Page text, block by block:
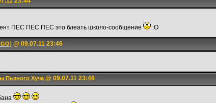
ПЕС ПЕС ПЕС это блеать школо-сообщение
:O
@ 09.07.11 23:46
Пьяного Хуча@ 09.07.11 23:46